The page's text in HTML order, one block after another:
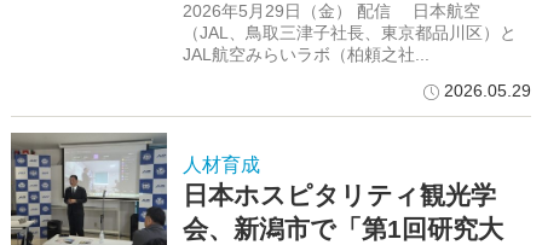
2026年5月29日（金） 配信 日本航空
（JAL、鳥取三津子社長、東京都品川区）と
JAL航空みらいラボ（柏頼之社...
2026.05.29
人材育成
日本ホスピタリティ観光学
会、新潟市で「第1回研究大